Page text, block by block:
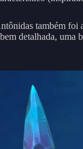
também foi
detalhada, uma